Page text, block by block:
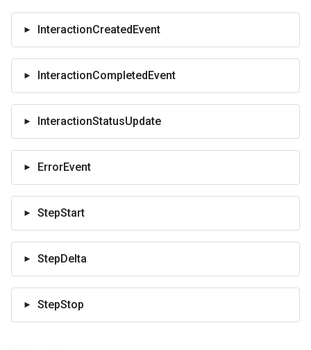
InteractionCreatedEvent
InteractionCompletedEvent
InteractionStatusUpdate
ErrorEvent
StepStart
StepDelta
StepStop